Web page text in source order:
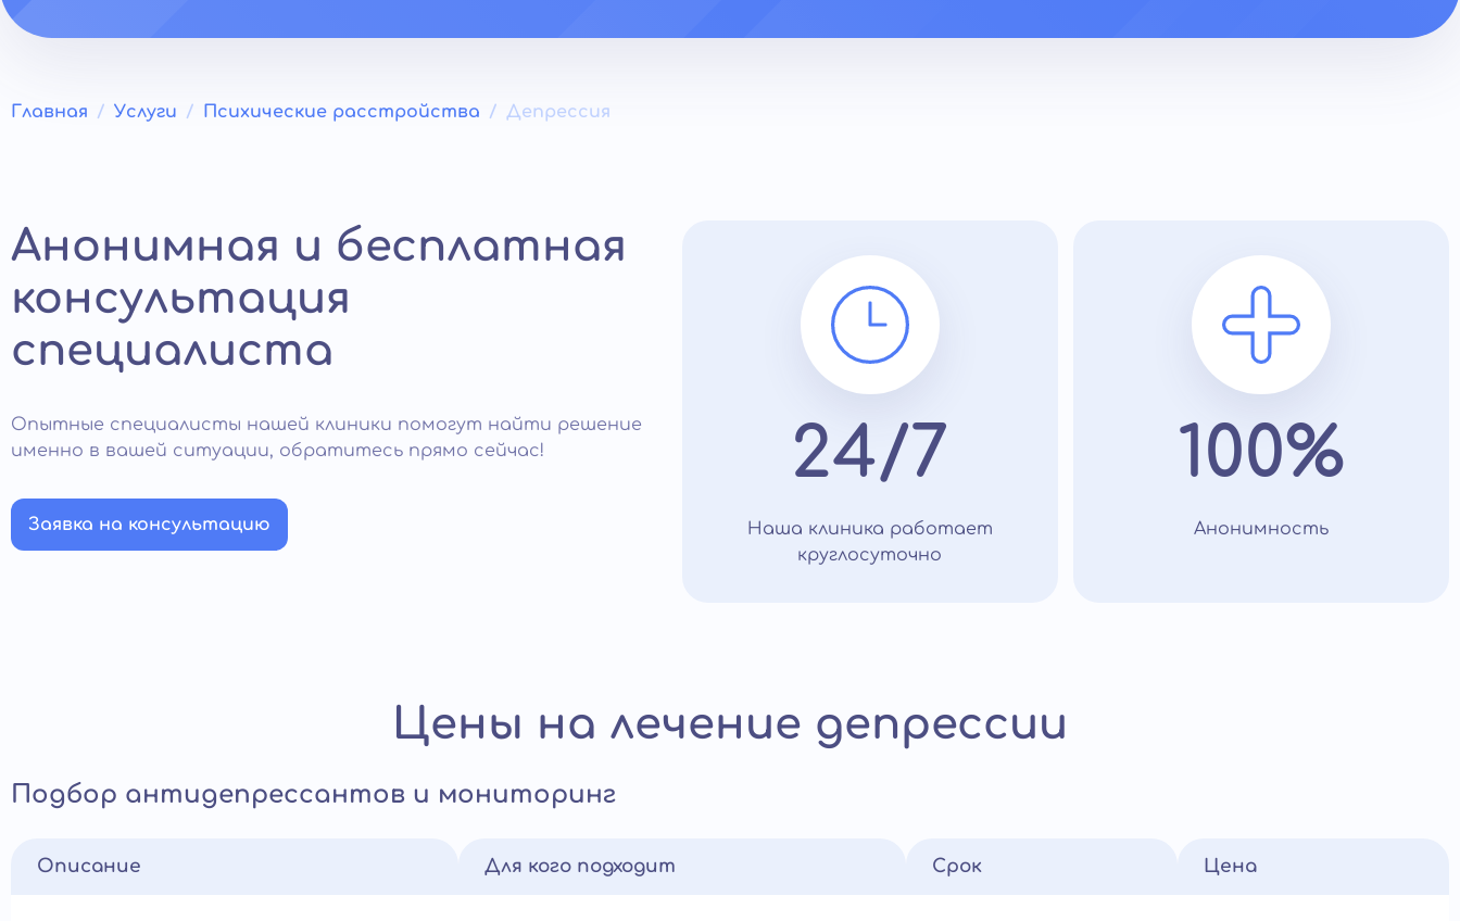
Главная Услуги Психические расстройства Депрессия
Анонимная и бесплатная
консультация
специалиста
Опытные специалисты нашей клиники помогут найти решение
именно в вашей ситуации, обратитесь прямо сейчас!
Заявка на консультацию
24/7
Наша клиника работает
круглосуточно
100%
Анонимность
Цены на лечение депрессии
Подбор антидепрессантов и мониторинг
Описание Для кого подходит Срок Цена